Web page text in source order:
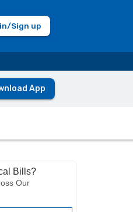
Sign up
App
Bills?
Our